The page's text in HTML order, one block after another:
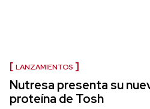
LANZAMIENTOS
Nutresa presenta su
proteína de Tosh